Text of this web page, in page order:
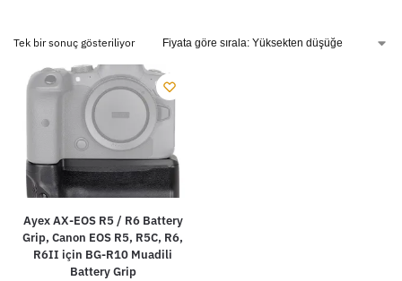
Tek bir sonuç gösteriliyor
Ayex AX-EOS R5 / R6 Battery
Grip, Canon EOS R5, R5C, R6,
R6II için BG-R10 Muadili
Battery Grip